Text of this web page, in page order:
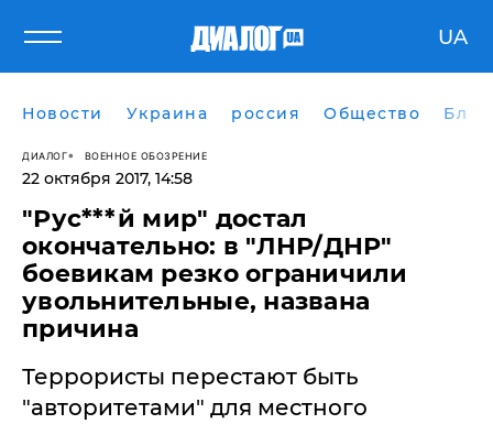
UA
Новости Украина россия Общество
ДИАЛОГ ВОЕННОЕ ОБОЗРЕНИЕ
22 октября 2017, 14:58
"Рус***й мир" достал
окончательно: в "ЛНР/ДНР"
боевикам резко ограничили
увольнительные, названа
причина
Террористы перестают быть
"авторитетами" для местного